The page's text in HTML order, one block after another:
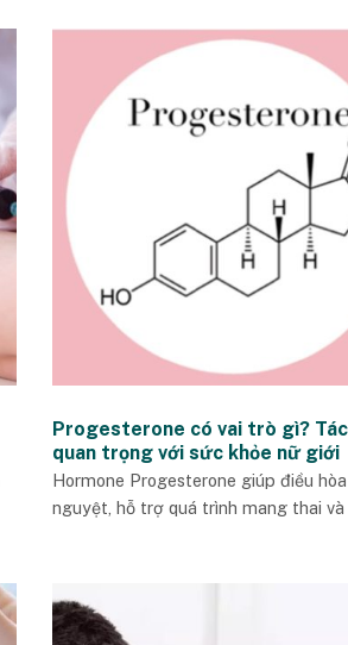
Progesterone có vai trò gì?
quan trọng với sức khỏe nữ giới
Hormone Progesterone giúp điều
nguyệt, hỗ trợ quá trình mang thai và